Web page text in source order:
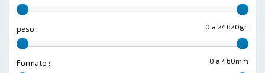
0 a 24620gr.
peso :
0 a 460mm
Formato :